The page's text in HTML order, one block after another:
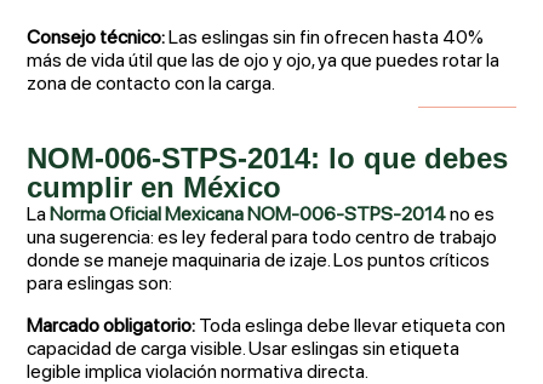
Consejo técnico:Las eslingas sin fin ofrecen hasta 40%
más de vida útil que las de ojo y ojo, ya que puedes rotar la
zona de contacto con la carga.
NOM-006-STPS-2014: lo que debes
cumplir en México
La Norma Oficial Mexicana NOM-006-STPS-2014no es
una sugerencia: es ley federal para todo centro de trabajo
donde se maneje maquinaria de izaje. Los puntos críticos
para eslingas son:
Marcado obligatorio: Toda eslinga debe llevar etiqueta con
capacidad de carga visible. Usar eslingas sin etiqueta
legible implica violación normativa directa.